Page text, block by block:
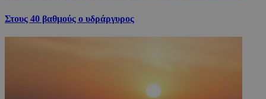
Στους 40 βαθμούς ο υδράργυρος